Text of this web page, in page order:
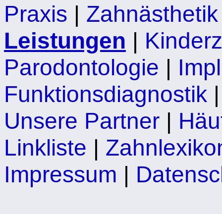
Praxis | Zahnästhetik
Leistungen |
Parodontologie |
Funktionsdiagnostik
Unsere Partner |
Linkliste |
Impressum |